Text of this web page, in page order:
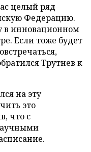
целый ряд
Федерацию.
в инновационном
Если тоже будет
Трутнев к
на эту
это
что с